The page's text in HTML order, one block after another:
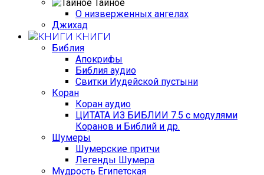
Тайное
О низверженных ангелах
Джихад
КНИГИ
Библия
Апокрифы
Библия аудио
Свитки Иудейской пустыни
Коран
Коран аудио
ЦИТАТА ИЗ БИБЛИИ 7.5 с модулями
Коранов и Библий и др.
Шумеры
Шумерские притчи
Легенды Шумера
Мудрость Египетская